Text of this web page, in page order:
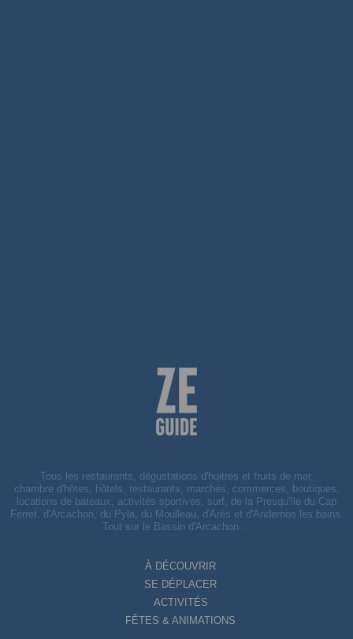
Tous les restaurants, dégustations d'huitres et fruits de mer,
chambre d'hôtes, hôtels, restaurants, marchés, commerces, boutiques,
locations de bateaux, activités sportives, surf, de la Presqu'île du Cap
Ferret, d'Arcachon, du Pyla, du Moulleau, d'Arès et d'Andernos les bains.
Tout sur le Bassin d'Arcachon ...
À DÉCOUVRIR
SE DÉPLACER
ACTIVITÉS
FÊTES & ANIMATIONS